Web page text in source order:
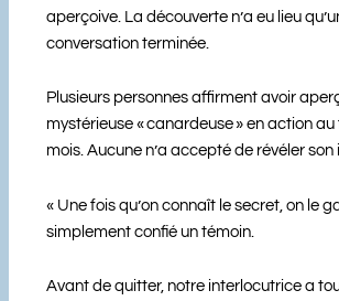
aperçoive. La découverte n’a eu lieu
conversation terminée.
Plusieurs personnes affirment avoir
mystérieuse « canardeuse » en action au
mois. Aucune n’a accepté de révéler son
« Une fois qu’on connaît le secret, on le
simplement confié un témoin.
Avant de quitter, notre interlocutrice a